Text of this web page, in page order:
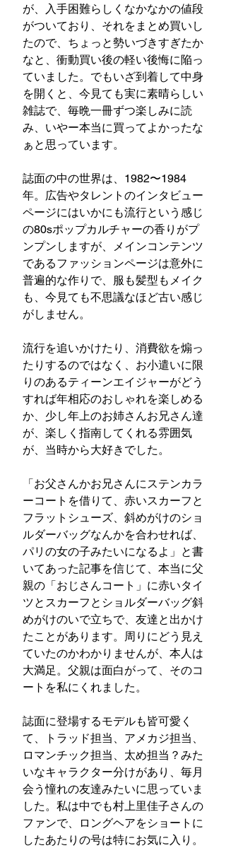
が、入手困難らしくなかなかの値段
がついており、それをまとめ買いし
たので、ちょっと勢いづきすぎたか
なと、衝動買い後の軽い後悔に陥っ
ていました。でもいざ到着して中身
を開くと、今見ても実に素晴らしい
雑誌で、毎晩一冊ずつ楽しみに読
み、いやー本当に買ってよかったな
ぁと思っています。
誌面の中の世界は、1982〜1984
年。広告やタレントのインタビュー
ページにはいかにも流行という感じ
の80sポップカルチャーの香りがプ
ンプンしますが、メインコンテンツ
であるファッションページは意外に
普遍的な作りで、服も髪型もメイク
も、今見ても不思議なほど古い感じ
がしません。
流行を追いかけたり、消費欲を煽っ
たりするのではなく、お小遣いに限
りのあるティーンエイジャーがどう
すれば年相応のおしゃれを楽しめる
か、少し年上のお姉さんお兄さん達
が、楽しく指南してくれる雰囲気
が、当時から大好きでした。
「お父さんかお兄さんにステンカラ
ーコートを借りて、赤いスカーフと
フラットシューズ、斜めがけのショ
ルダーバッグなんかを合わせれば、
パリの女の子みたいになるよ」と書
いてあった記事を信じて、本当に父
親の「おじさんコート」に赤いタイ
ツとスカーフとショルダーバッグ斜
めがけのいで立ちで、友達と出かけ
たことがあります。周りにどう見え
ていたのかわかりませんが、本人は
大満足。父親は面白がって、そのコ
ートを私にくれました。
誌面に登場するモデルも皆可愛く
て、トラッド担当、アメカジ担当、
ロマンチック担当、太め担当？みた
いなキャラクター分けがあり、毎月
会う憧れの友達みたいに思っていま
した。私は中でも村上里佳子さんの
ファンで、ロングヘアをショートに
したあたりの号は特にお気に入り。